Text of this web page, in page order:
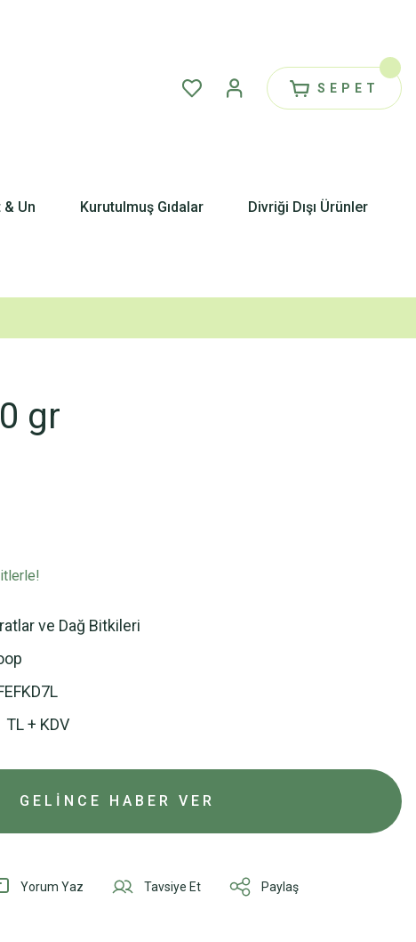
SEPET
& Un Kurutulmuş Gıdalar Divriği Dışı Ürünler
gr
ve Dağ Bitkileri
TL + KDV
GELİNCE HABER VER
Yorum Yaz Tavsiye Et Paylaş